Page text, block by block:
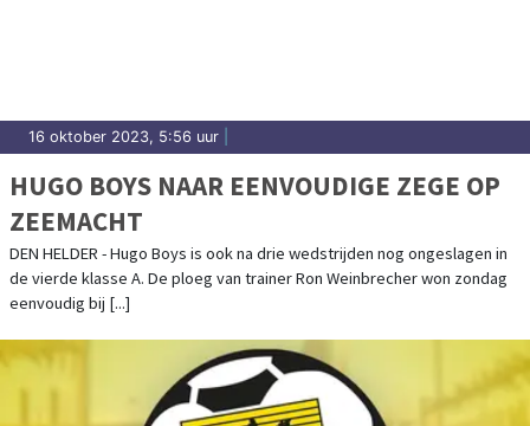
16 oktober 2023, 5:56 uur
HUGO BOYS NAAR EENVOUDIGE ZEGE OP
ZEEMACHT
DEN HELDER - Hugo Boys is ook na drie wedstrijden nog ongeslagen in
de vierde klasse A. De ploeg van trainer Ron Weinbrecher won zondag
eenvoudig bij [...]